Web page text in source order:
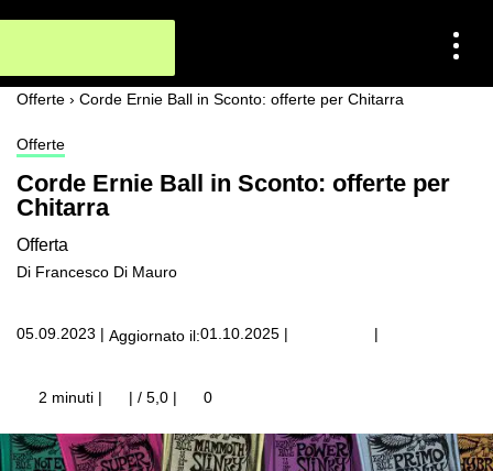
Offerte › Corde Ernie Ball in Sconto: offerte per Chitarra
Offerte
Corde Ernie Ball in Sconto: offerte per
Chitarra
Offerta
Di Francesco Di Mauro
05.09.2023 | Aggiornato il:01.10.2025 | |
2 minuti | | / 5,0 | 0